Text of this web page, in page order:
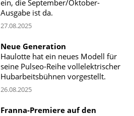
ein, die September/Oktober-
Ausgabe ist da.
27.08.2025
Neue Generation
Haulotte hat ein neues Modell für
seine Pulseo-Reihe vollelektrischer
Hubarbeitsbühnen vorgestellt.
26.08.2025
Franna-Premiere auf den